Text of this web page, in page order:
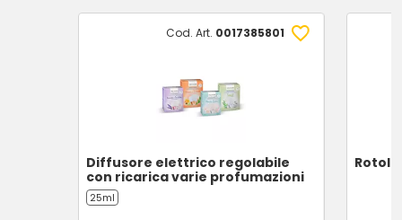
Cod. Art. 0017385801
Diffusore elettrico regolabile
con ricarica varie profumazioni
25ml